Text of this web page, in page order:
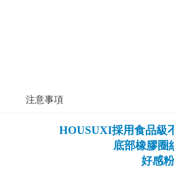
注意事項
HOUSUXI採用食品級
底部橡膠圈
好感